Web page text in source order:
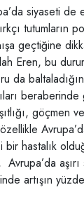
siyaseti de
tutumların
geçtiğine
Eren, bu
da
beraberinde
göçmen
özellikle
hastalık
aşırı
artışın